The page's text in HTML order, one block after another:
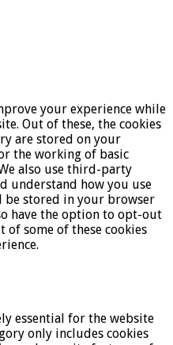
your experience while
Out of these, the cookies
are stored on your
the working of basic
also use third-party
understand how you use
be stored in your browser
have the option to opt-out
of some of these cookies
essential for the website
only includes cookies